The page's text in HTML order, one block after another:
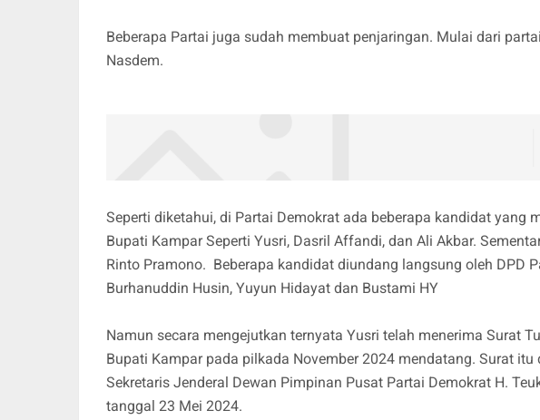
Beberapa Partai juga sudah membuat penjaringan. Mulai dari partai
Nasdem.
Seperti diketahui, di Partai Demokrat ada beberapa kandidat yang
Bupati Kampar Seperti Yusri, Dasril Affandi, dan Ali Akbar.
Rinto Pramono. Beberapa kandidat diundang langsung oleh DPD
Burhanuddin Husin, Yuyun Hidayat dan Bustami HY
Namun secara mengejutkan ternyata Yusri telah menerima Surat
Bupati Kampar pada pilkada November 2024 mendatang. Surat
Sekretaris Jenderal Dewan Pimpinan Pusat Partai Demokrat H.
tanggal 23 Mei 2024.